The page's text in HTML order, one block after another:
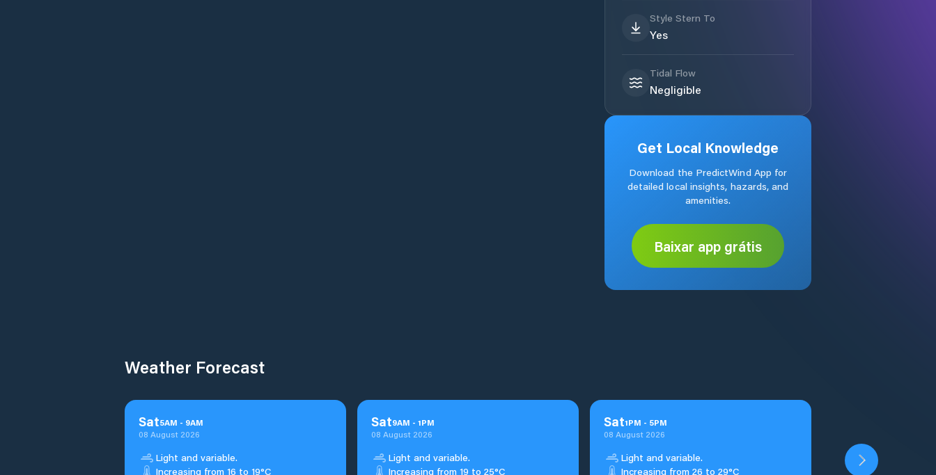
Style Stern To
Yes
Tidal Flow
Negligible
Get Local Knowledge
Download the PredictWind App for
detailed local insights, hazards, and
amenities.
Baixar app grátis
Weather Forecast
Sat5AM - 9AM
08 August 2026
Light and variable.
Increasing from 16 to 19°C
Sat9AM - 1PM
08 August 2026
Light and variable.
Increasing from 19 to 25°C
Sat1PM - 5PM
08 August 2026
Light and variable.
Increasing from 26 to 29°C